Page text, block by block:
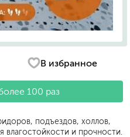
В избранное
100 раз
подъездов, холлов,
влагостойкости и прочности.